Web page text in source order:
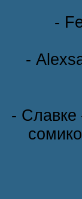
-
-
- Славке